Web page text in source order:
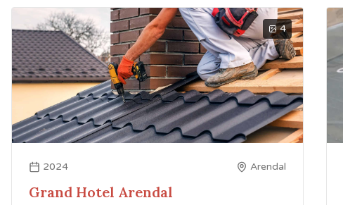
4
2024 Arendal
Grand Hotel Arendal